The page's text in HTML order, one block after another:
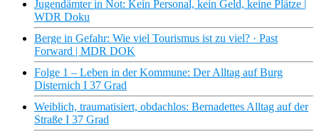
Jugendämter in Not: Kein Personal, kein Geld, keine Plätze |
WDR Doku
Berge in Gefahr: Wie viel Tourismus ist zu viel? · Past
Forward | MDR DOK
Folge 1 – Leben in der Kommune: Der Alltag auf Burg
Disternich I 37 Grad
Weiblich, traumatisiert, obdachlos: Bernadettes Alltag auf der
Straße I 37 Grad